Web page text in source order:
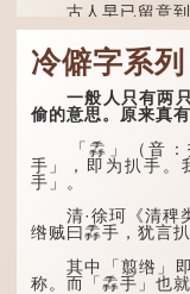
古人早已留意到
间的气候规律。 《
时训解》记载：「
日，腐草化为萤。
土润溽暑。又五日
行。」意思是说，
萤火虫出生，土地
有大雨出现。
这段时期的雨水
作物尤其重要。三伏
难耐，农作物不能缺
连续几天降雨，泥
润；雨过天晴后
照...
冷僻字系
一般人只有两只
偷的意思。原来真
「掱」（音：
手」，即为扒手。
手」。
清·徐珂《清稗类
绺贼曰掱手，犹言
其中「翦绺」即
称。而「掱手」也